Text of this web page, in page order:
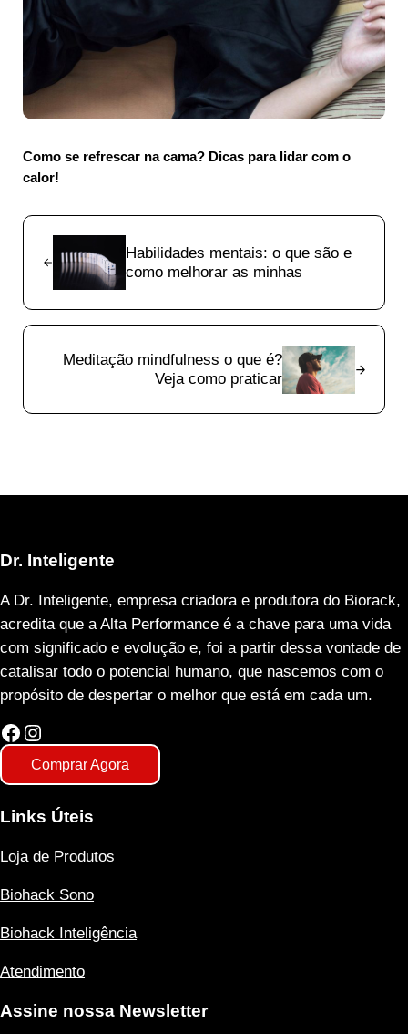
Como se refrescar na cama? Dicas para lidar com o
calor!
Previous Post:
Habilidades mentais: o que são e
como melhorar as minhas
Next Post:
Meditação mindfulness o que é?
Veja como praticar
Dr. Inteligente
A Dr. Inteligente, empresa criadora e produtora do Biorack,
acredita que a Alta Performance é a chave para uma vida
com significado e evolução e, foi a partir dessa vontade de
catalisar todo o potencial humano, que nascemos com o
propósito de despertar o melhor que está em cada um.
Facebook
Instagram
Comprar Agora
Links Úteis
Loja de Produtos
Biohack Sono
Biohack Inteligência
Atendimento
Assine nossa Newsletter